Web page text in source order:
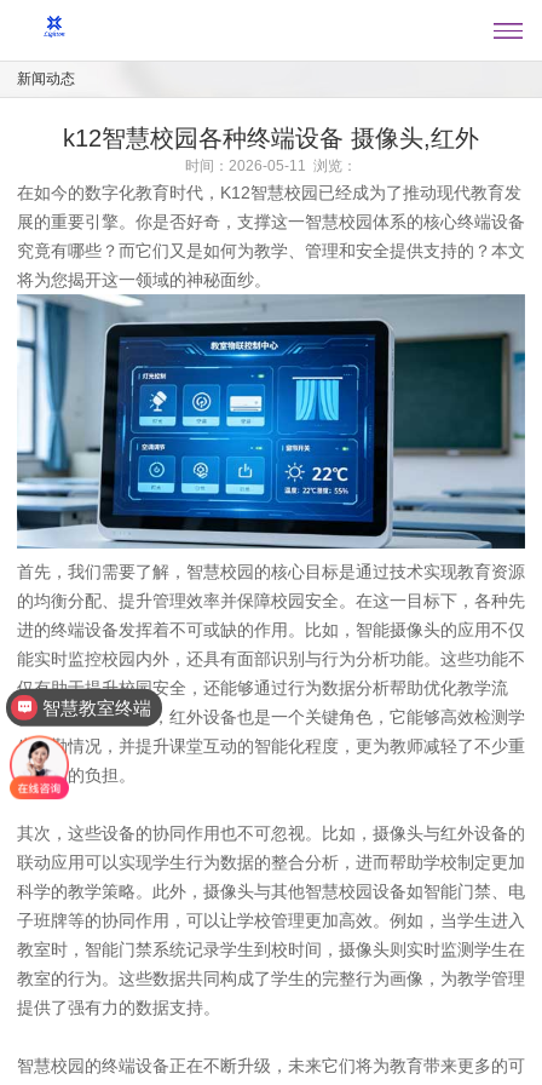
新闻动态
k12智慧校园各种终端设备 摄像头,红外
时间：2026-05-11 浏览：
在如今的数字化教育时代，K12智慧校园已经成为了推动现代教育发
展的重要引擎。你是否好奇，支撑这一智慧校园体系的核心终端设备
究竟有哪些？而它们又是如何为教学、管理和安全提供支持的？本文
将为您揭开这一领域的神秘面纱。
首先，我们需要了解，智慧校园的核心目标是通过技术实现教育资源
的均衡分配、提升管理效率并保障校园安全。在这一目标下，各种先
进的终端设备发挥着不可或缺的作用。比如，智能摄像头的应用不仅
能实时监控校园内外，还具有面部识别与行为分析功能。这些功能不
仅有助于提升校园安全，还能够通过行为数据分析帮助优化教学流
程。在课堂教学中，红外设备也是一个关键角色，它能够高效检测学
生出勤情况，并提升课堂互动的智能化程度，更为教师减轻了不少重
复劳动的负担。
其次，这些设备的协同作用也不可忽视。比如，摄像头与红外设备的
联动应用可以实现学生行为数据的整合分析，进而帮助学校制定更加
科学的教学策略。此外，摄像头与其他智慧校园设备如智能门禁、电
子班牌等的协同作用，可以让学校管理更加高效。例如，当学生进入
教室时，智能门禁系统记录学生到校时间，摄像头则实时监测学生在
教室的行为。这些数据共同构成了学生的完整行为画像，为教学管理
提供了强有力的数据支持。
智慧校园的终端设备正在不断升级，未来它们将为教育带来更多的可
智慧教室终端